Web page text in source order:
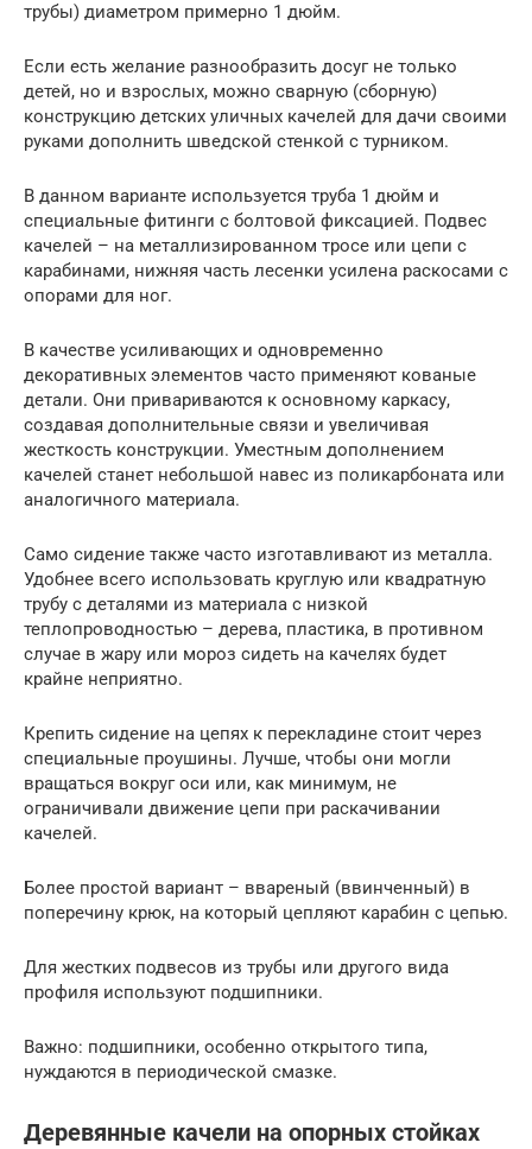
трубы) диаметром примерно 1 дюйм.
Если есть желание разнообразить досуг не только
детей, но и взрослых, можно сварную (сборную)
конструкцию детских уличных качелей для дачи своими
руками дополнить шведской стенкой с турником.
В данном варианте используется труба 1 дюйм и
специальные фитинги с болтовой фиксацией. Подвес
качелей – на металлизированном тросе или цепи с
карабинами, нижняя часть лесенки усилена раскосами с
опорами для ног.
В качестве усиливающих и одновременно
декоративных элементов часто применяют кованые
детали. Они привариваются к основному каркасу,
создавая дополнительные связи и увеличивая
жесткость конструкции. Уместным дополнением
качелей станет небольшой навес из поликарбоната или
аналогичного материала.
Само сидение также часто изготавливают из металла.
Удобнее всего использовать круглую или квадратную
трубу с деталями из материала с низкой
теплопроводностью – дерева, пластика, в противном
случае в жару или мороз сидеть на качелях будет
крайне неприятно.
Крепить сидение на цепях к перекладине стоит через
специальные проушины. Лучше, чтобы они могли
вращаться вокруг оси или, как минимум, не
ограничивали движение цепи при раскачивании
качелей.
Более простой вариант – ввареный (ввинченный) в
поперечину крюк, на который цепляют карабин с цепью.
Для жестких подвесов из трубы или другого вида
профиля используют подшипники.
Важно: подшипники, особенно открытого типа,
нуждаются в периодической смазке.
Деревянные качели на опорных стойках